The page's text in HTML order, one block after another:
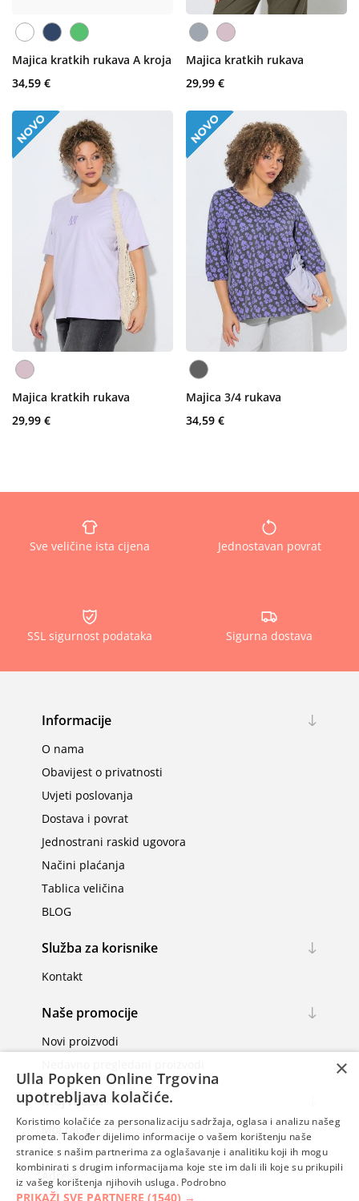
Majica kratkih rukava A kroja
34,59 €
Majica kratkih rukava
29,99 €
Majica kratkih rukava
29,99 €
Majica 3/4 rukava
34,59 €
Sve veličine ista cijena Jednostavan povrat
SSL sigurnost podataka Sigurna dostava
Informacije
O nama
Obavijest o privatnosti
Uvjeti poslovanja
Dostava i povrat
Jednostrani raskid ugovora
Načini plaćanja
Tablica veličina
BLOG
Služba za korisnike
Kontakt
Naše promocije
Novi proizvodi
Moj račun
Moj račun
Narudžbe
Adrese
×
Ulla Popken Online Trgovina
upotrebljava kolačiće.
Koristimo kolačiće za personalizaciju sadržaja, oglasa i analizu našeg
prometa. Također dijelimo informacije o vašem korištenju naše
stranice s našim partnerima za oglašavanje i analitiku koji ih mogu
kombinirati s drugim informacijama koje ste im dali ili koje su prikupili
iz vašeg korištenja njihovih usluga. Podrobno
PRIKAŽI SVE PARTNERE (1540) →